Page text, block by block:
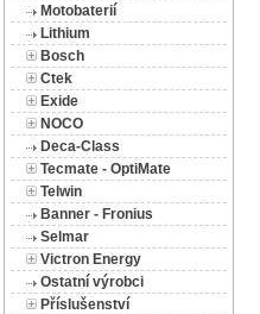
Motobaterií
Lithium
Bosch
Ctek
Exide
NOCO
Deca-Class
Tecmate - OptiMate
Telwin
Banner - Fronius
Selmar
Victron Energy
Ostatní výrobci
Příslušenství